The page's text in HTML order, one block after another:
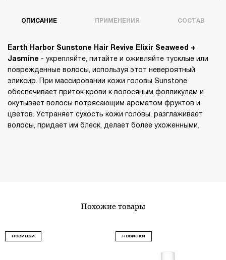
ОПИСАНИЕ ПРИМЕНЕНИЯ СОСТАВ
Earth Harbor Sunstone Hair Revive Elixir Seaweed +
Jasmine - укрепляйте, питайте и оживляйте тусклые или
поврежденные волосы, используя этот невероятный
эликсир. При массировании кожи головы Sunstone
обеспечивает приток крови к волосяным фолликулам и
окутывает волосы потрясающим ароматом фруктов и
цветов. Устраняет сухость кожи головы, разглаживает
волосы, придает им блеск, делает более ухоженными.
похожие товары
НОВИНКИ НОВИНКИ